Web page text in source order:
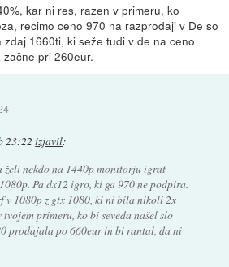
kar ni res, razen v primeru, ko
recimo ceno 970 na razprodaji v De so
1660ti, ki seže tudi v de na ceno
pri 260eur.
23:22 izjavil:
želi nekdo na 1440p monitorju igrat
Pa dx12 igro, ki ga 970 ne podpira.
v 1080p z gtx 1080, ki ni bila nikoli 2x
primeru, ko bi seveda našel slo
prodajala po 660eur in bi rantal, da ni